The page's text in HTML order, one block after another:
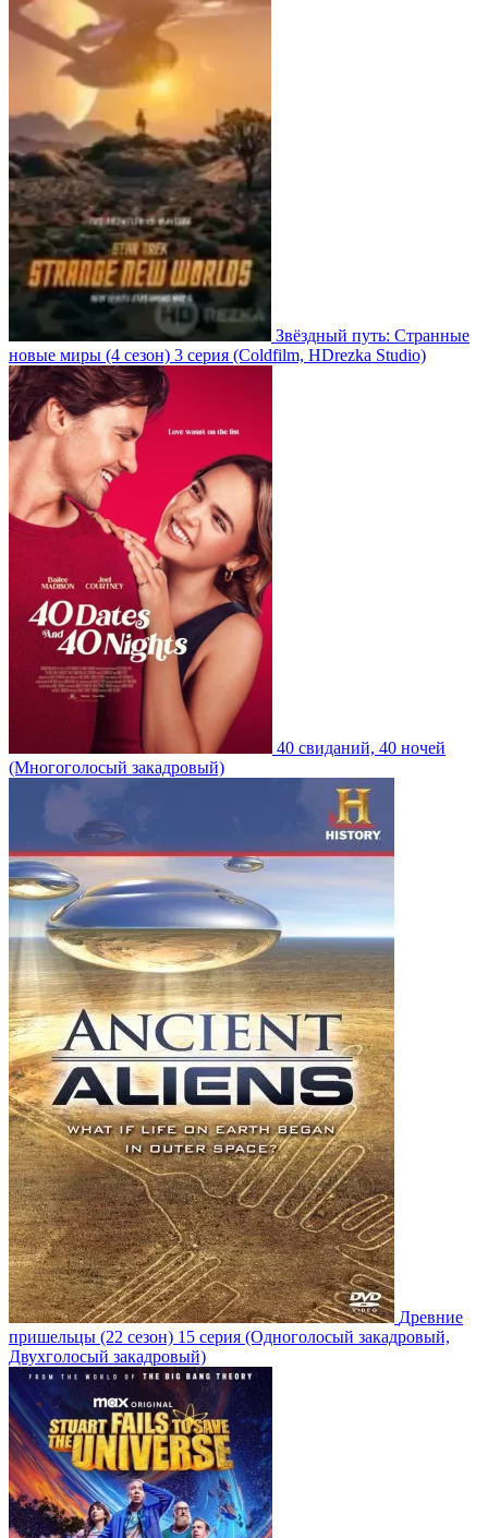
Звёздный путь: Странные
новые миры (4 сезон) 3 серия (Coldfilm, HDrezka Studio)
40 свиданий, 40 ночей
(Многоголосый закадровый)
Древние
пришельцы (22 сезон) 15 серия (Одноголосый закадровый,
Двухголосый закадровый)